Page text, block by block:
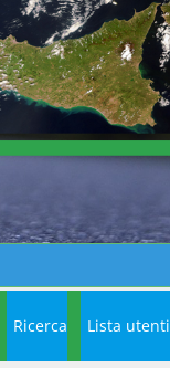
Ricerca Lista utenti